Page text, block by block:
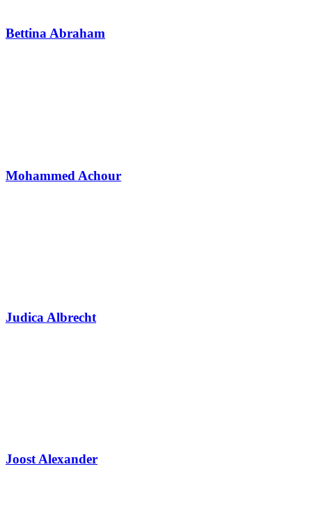
Bettina Abraham
Mohammed Achour
Judica Albrecht
Joost Alexander